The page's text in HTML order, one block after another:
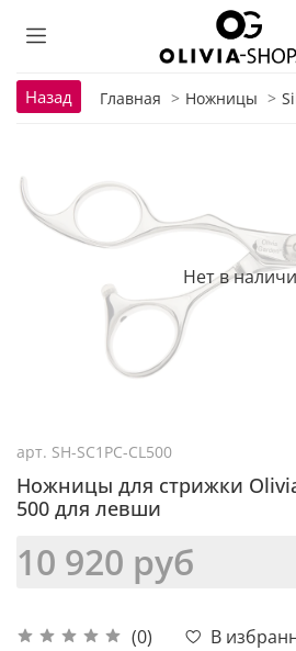
Назад Главная Ножницы
Нет в
арт. SH-SC1PC-CL500
Ножницы для стрижки
500 для левши
(0)
В
10 920 руб